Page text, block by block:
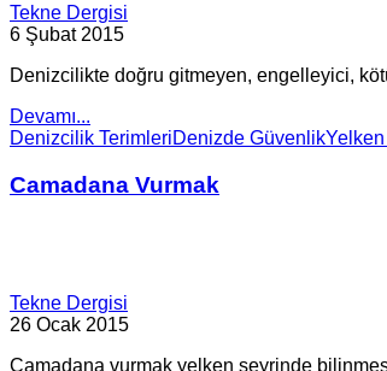
Tekne Dergisi
6 Şubat 2015
Denizcilikte doğru gitmeyen, engelleyici,
Devamı...
Denizcilik TerimleriDenizde Güvenlik
Camadana Vurmak
Tekne Dergisi
26 Ocak 2015
Camadana vurmak yelken seyrinde